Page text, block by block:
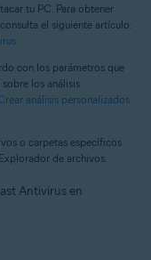
tu PC. Para obtener
el siguiente artículo:
.
con los parámetros que
los análisis
análisis personalizados
o carpetas específicos
de archivos.
Antivirus en